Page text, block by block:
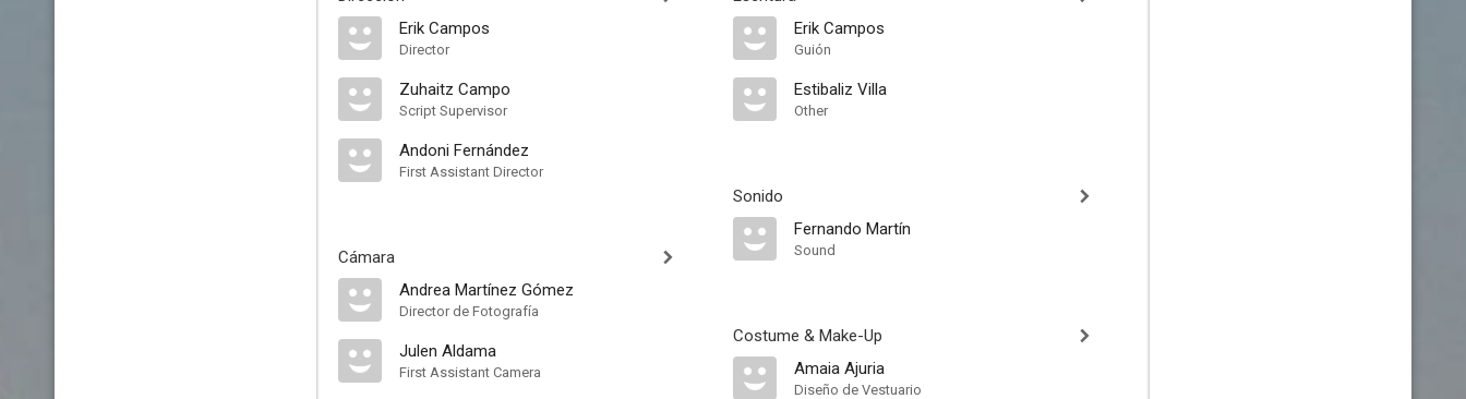
Erik Campos
Director
Zuhaitz Campo
Script Supervisor
Andoni Fernández
First Assistant Director
Cámara
Andrea Martínez Gómez
Director de Fotografía
Julen Aldama
First Assistant Camera
Erik Campos
Guión
Estibaliz Villa
Other
Sonido
Fernando Martín
Sound
Costume & Make-Up
Amaia Ajuria
Diseño de Vestuario